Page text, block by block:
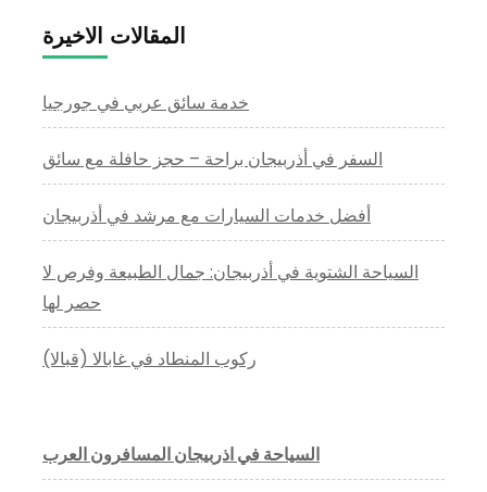
المقالات الاخيرة
خدمة سائق عربي في جورجيا
السفر في أذربيجان براحة – حجز حافلة مع سائق
أفضل خدمات السيارات مع مرشد في أذربيجان
السياحة الشتوية في أذربيجان: جمال الطبيعة وفرص لا
حصر لها
ركوب المنطاد في غابالا (قبالا)
السياحة في اذربيجان المسافرون العرب